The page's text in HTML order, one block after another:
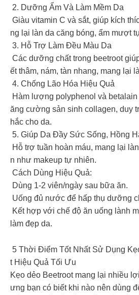
2. Dưỡng Ẩm Và Làm Mềm Da
Giàu vitamin C và sắt, giúp kích
ng lại làn da căng bóng, ẩm mượt
3. Hỗ Trợ Làm Đều Màu Da
Các dưỡng chất trong beetroot
ết thâm, nám, tàn nhang, mang lại
4. Chống Lão Hóa Hiệu Quả
Hàm lượng polyphenol và
ăng cường sản sinh collagen, duy
hắc cho da.
5. Giúp Da Đầy Sức Sống, Hồng
Hỗ trợ tuần hoàn máu, mang lại
n như makeup tự nhiên.
Cách Dùng Hiệu Quả:
Dùng 1-2 viên/ngày sau bữa ăn.
Uống đủ nước để hấp thụ dưỡng
Kết hợp với chế độ ăn uống lành
làm đẹp da.
5 Thời Điểm Tốt Nhất Sử Dụng
t Hiệu Quả Tối Ưu
Kẹo dẻo Beetroot mang lại nhiều
ưng bạn có biết khi nào nên dùng